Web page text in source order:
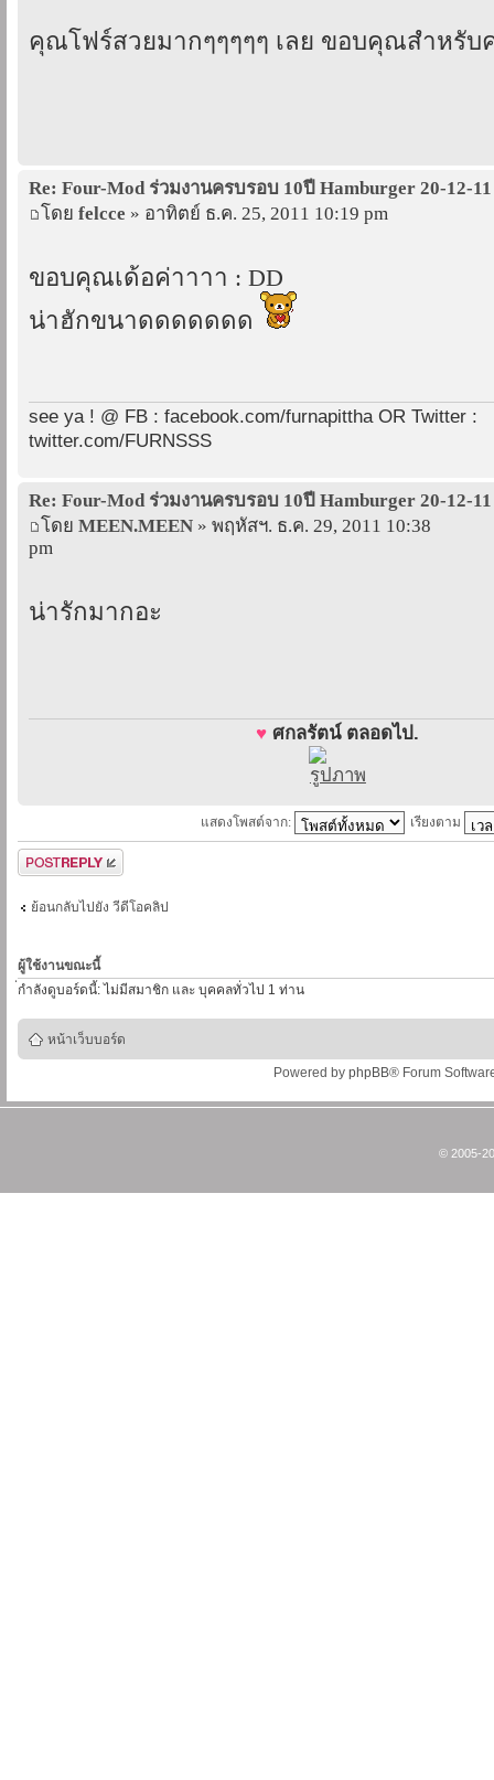
คุณโฟร์สวยมากๆๆๆๆๆ เลย ขอบคุณสำหรับ
Re: Four-Mod ร่วมงานครบรอบ 10ปี Hamburger 20-12-11
โดย felcce » อาทิตย์ ธ.ค. 25, 2011 10:19 pm
ขอบคุณเด้อค่าาาา : DD
น่าฮักขนาดดดดดดด
see ya ! @ FB : facebook.com/furnapittha OR Twitter :
twitter.com/FURNSSS
Re: Four-Mod ร่วมงานครบรอบ 10ปี Hamburger 20-12-11
โดย MEEN.MEEN » พฤหัสฯ. ธ.ค. 29, 2011 10:38
pm
น่ารักมากอะ
♥ ศกลรัตน์ ตลอดไป.
แสดงโพสต์จาก: เรียงตาม
ตอบกระทู้
ย้อนกลับไปยัง วีดีโอคลิป
ผู้ใช้งานขณะนี้
่กำลังดูบอร์ดนี้: ไม่มีสมาชิก และ บุคคลทั่วไป 1 ท่าน
หน้าเว็บบอร์ด
Powered by phpBB® Forum
© 2005-